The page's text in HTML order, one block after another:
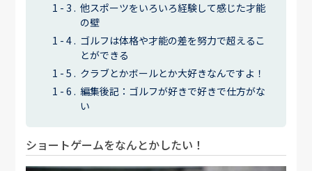
他スポーツをいろいろ経験して感じた才能
の壁
ゴルフは体格や才能の差を努力で超えるこ
とができる
クラブとかボールとか大好きなんですよ！
編集後記：ゴルフが好きで好きで仕方がな
い
ショートゲームをなんとかしたい！